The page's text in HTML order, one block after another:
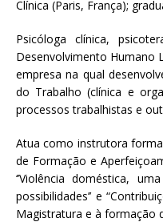
Clínica (Paris, França);
Psicóloga clínica,
Desenvolvimento Humano
empresa na qual
do Trabalho (clínica e
processos trabalhistas e
Atua como instrutora
de Formação e
‘’Violência doméstica,
possibilidades’’ e
Magistratura e à formação